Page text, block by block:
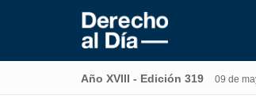
Año XVIII - Edición 319 09 de